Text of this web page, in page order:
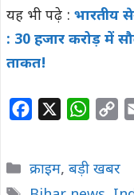
यह भी पढ़े : भारतीय
: 30 हजार करोड़ में
ताकत!
e
W
y
Categories
क्राइम, बड़ी खबर